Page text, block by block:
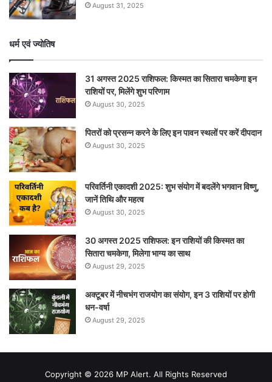
August 31, 2025
धर्म एवं ज्योतिष
31 अगस्त 2025 राशिफल: किस्मत का सितारा चमकेगा इन
राशियों पर, मिलेंगे शुभ परिणाम
August 30, 2025
पितरों को प्रसन्न करने के लिए इन पावन स्थलों पर करें दीपदान
August 30, 2025
परिवर्तिनी एकादशी 2025: शुभ संयोग में बदलेंगे भगवान विष्णु,
जानें तिथि और महत्व
August 30, 2025
30 अगस्त 2025 राशिफल: इन राशियों की किस्मत का
सितारा चमकेगा, मिलेगा भाग्य का साथ
August 29, 2025
अक्टूबर में नीचभंग राजयोग का संयोग, इन 3 राशियों पर होगी
धन-वर्षा
August 29, 2025
Copyright © 2026 MP Alert. All Rights Reserved